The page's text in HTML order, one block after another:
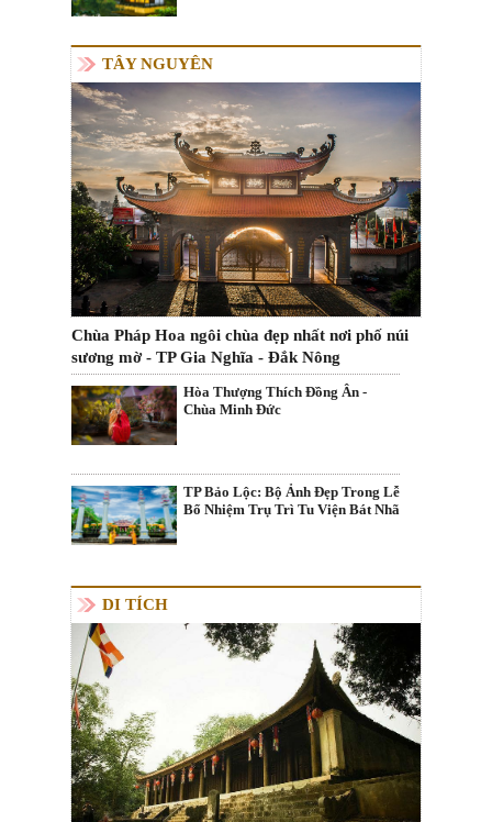
TÂY NGUYÊN
Chùa Pháp Hoa ngôi chùa đẹp nhất nơi phố núi
sương mờ - TP Gia Nghĩa - Đắk Nông
Hòa Thượng Thích Đồng Ân -
Chùa Minh Đức
TP Bảo Lộc: Bộ Ảnh Đẹp Trong Lễ
Bổ Nhiệm Trụ Trì Tu Viện Bát Nhã
DI TÍCH